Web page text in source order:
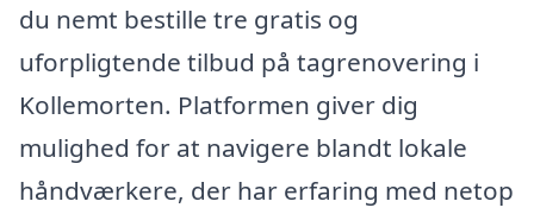
du nemt bestille tre gratis og
uforpligtende tilbud på tagrenovering i
Kollemorten. Platformen giver dig
mulighed for at navigere blandt lokale
håndværkere, der har erfaring med netop